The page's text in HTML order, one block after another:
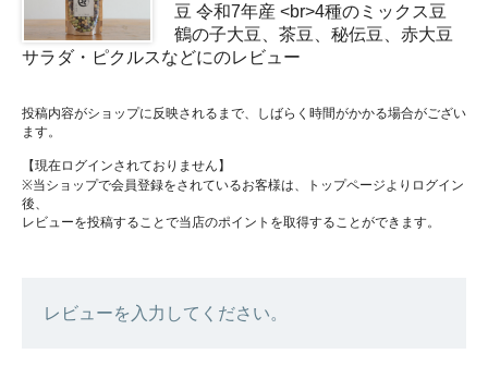
豆 令和7年産 <br>4種のミックス豆
鶴の子大豆、茶豆、秘伝豆、赤大豆
サラダ・ピクルスなどにのレビュー
投稿内容がショップに反映されるまで、しばらく時間がかかる場合がござい
ます。
【現在ログインされておりません】
※当ショップで会員登録をされているお客様は、トップページよりログイン
後、
レビューを投稿することで当店のポイントを取得することができます。
レビューを入力してください。